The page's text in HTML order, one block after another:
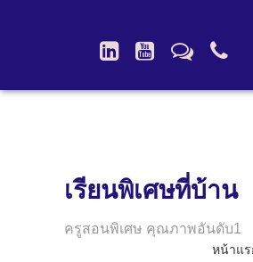
เรียนพิเศษที่บ้าน
ครูสอนพิเศษ คุณภาพอันดับ1
หน้าแร